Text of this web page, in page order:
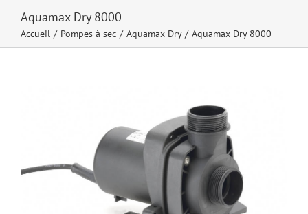
Aquamax Dry 8000
Accueil Pompes à sec Aquamax Dry Aquamax Dry 8000